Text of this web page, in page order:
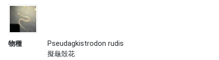
物種
Pseudagkistrodon rudis
擬龜殼花